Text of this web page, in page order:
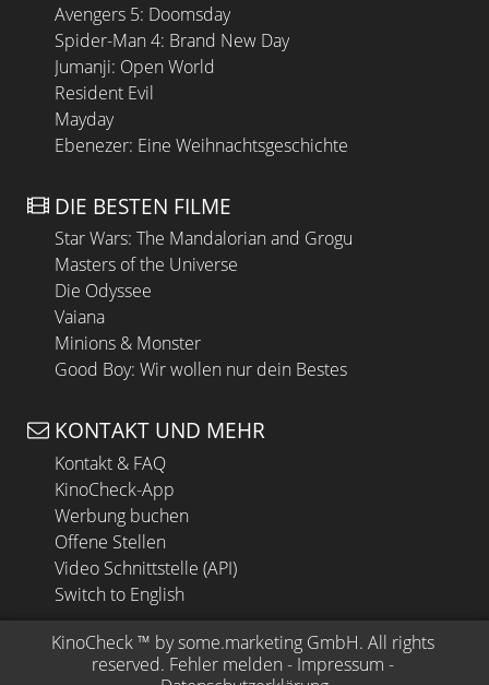
Avengers 5: Doomsday
Spider-Man 4: Brand New Day
Jumanji: Open World
Resident Evil
Mayday
Ebenezer: Eine Weihnachtsgeschichte
DIE BESTEN FILME
Star Wars: The Mandalorian and Grogu
Masters of the Universe
Die Odyssee
Vaiana
Minions & Monster
Good Boy: Wir wollen nur dein Bestes
KONTAKT UND MEHR
Kontakt & FAQ
KinoCheck-App
Werbung buchen
Offene Stellen
Video Schnittstelle (API)
Switch to English
KinoCheck ™ by some.marketing GmbH. All rights
reserved. Fehler melden - Impressum -